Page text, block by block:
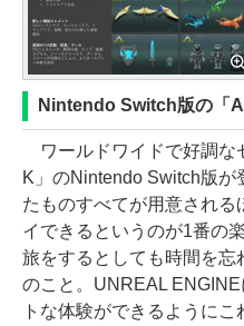
Nintendo Switch版の「
ワールドワイドで好調な
K」のNintendo Switch版が
たものすべてが用意され
イできるというのが1番の
旅をするとしても時間を忘
のこと。UNREAL
トな体験ができるように